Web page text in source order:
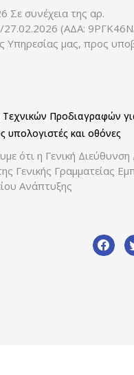
Σε συνέχεια της αρ.
27.02.2026 (ΑΔΑ:
Υπηρεσίας μας, προς
Προδιαγραφών
υπολογιστές και οθόνες
ότι η Γενική
Γενικής Γραμματείας
Ανάπτυξης